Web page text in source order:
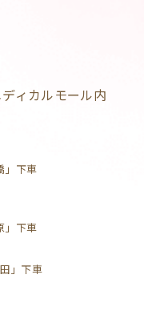
ィカルモール内
」下車
」下車
」下車